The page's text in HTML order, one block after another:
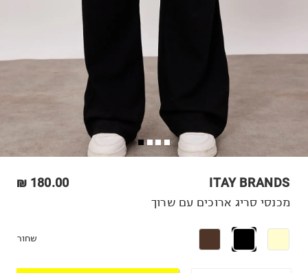
ITAY BRANDS
180.00 ₪
מכנסי סריג ארוכים עם שרוך
שחור